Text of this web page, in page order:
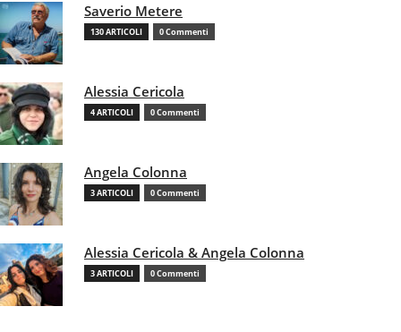
Saverio Metere
130 ARTICOLI 0 Commenti
Alessia Cericola
4 ARTICOLI 0 Commenti
Angela Colonna
3 ARTICOLI 0 Commenti
Alessia Cericola & Angela Colonna
3 ARTICOLI 0 Commenti